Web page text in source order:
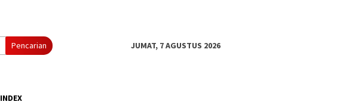
Pencarian
JUMAT, 7 AGUSTUS 2026
INDEX